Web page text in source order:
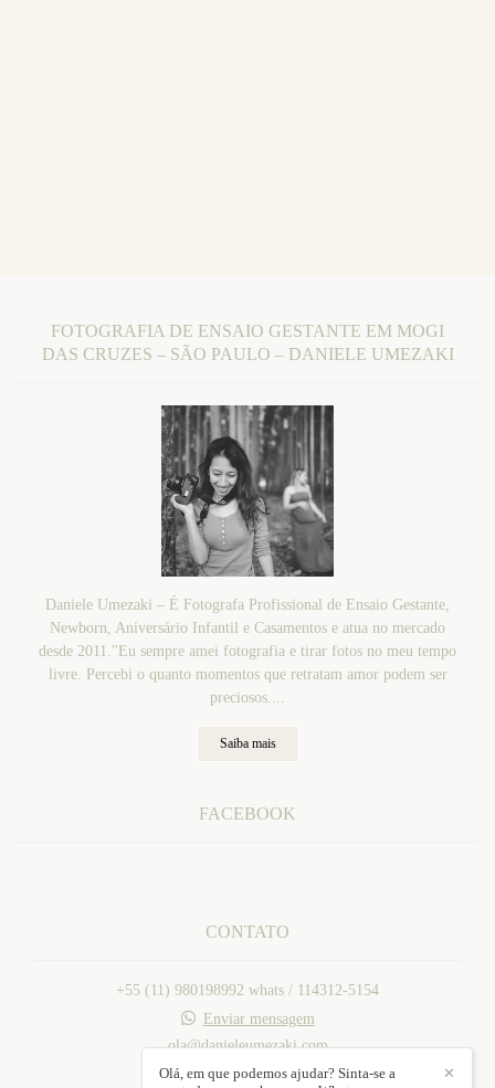
FOTOGRAFIA DE ENSAIO GESTANTE EM MOGI
DAS CRUZES – SÃO PAULO – DANIELE UMEZAKI
Daniele Umezaki – É Fotografa Profissional de Ensaio Gestante,
Newborn, Aniversário Infantil e Casamentos e atua no mercado
desde 2011."Eu sempre amei fotografia e tirar fotos no meu tempo
livre. Percebi o quanto momentos que retratam amor podem ser
preciosos....
Saiba mais
FACEBOOK
CONTATO
+55 (11) 980198992 whats / 114312-5154
Enviar mensagem
ola@danieleumezaki.com
Mogi das Cruzes / SP
✕
Olá, em que podemos ajudar? Sinta-se a